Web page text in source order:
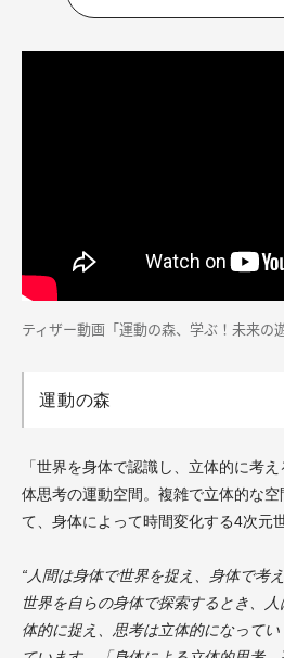
ティザー動画「運動の森、学ぶ！未来の
運動の森
「世界を身体で認識し、立体的に考
体思考の運動空間。複雑で立体的な
て、身体によって時間変化する4次元
“人間は身体で世界を捉え、身体で考
世界を自らの身体で探索するとき、
体的に捉え、思考は立体的になって